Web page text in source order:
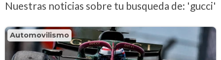
Nuestras noticias sobre tu busqueda de: 'gucci'
Automovilismo